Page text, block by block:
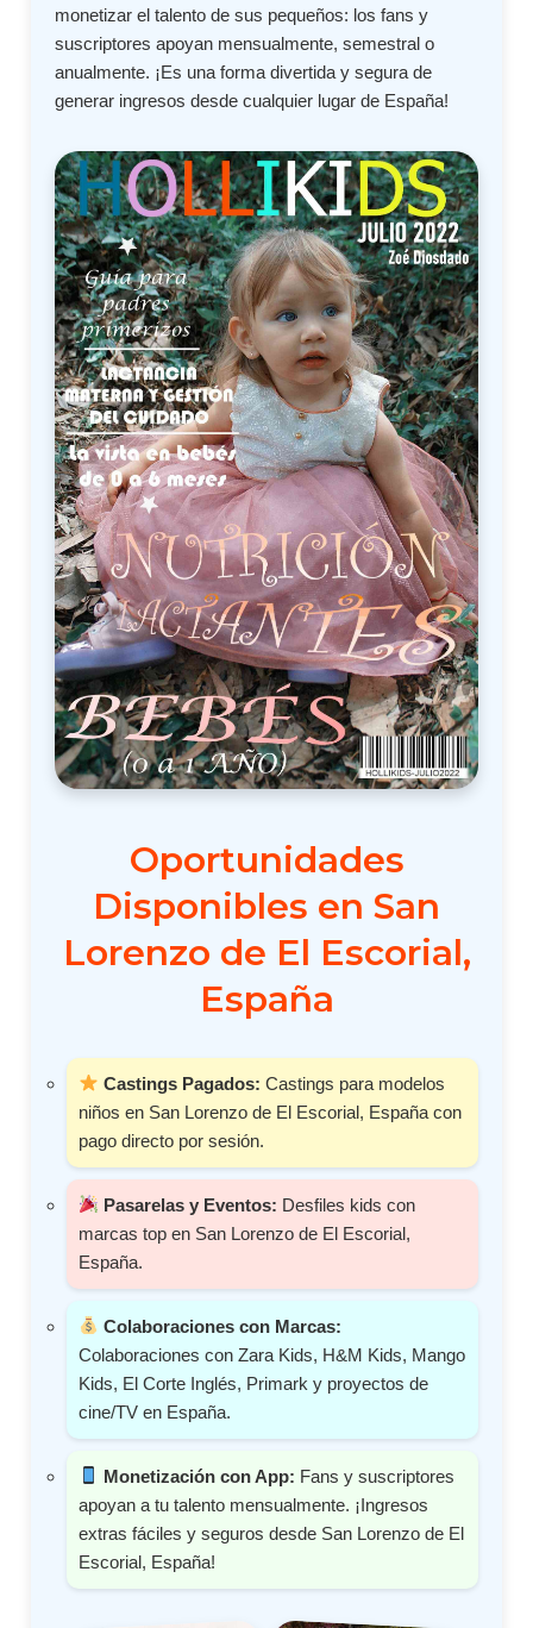
monetizar el talento de sus pequeños: los fans y
suscriptores apoyan mensualmente, semestral o
anualmente. ¡Es una forma divertida y segura de
generar ingresos desde cualquier lugar de España!
Oportunidades
Disponibles en San
Lorenzo de El Escorial,
España
Castings Pagados: Castings para modelos
niños en San Lorenzo de El Escorial, España con
pago directo por sesión.
Pasarelas y Eventos: Desfiles kids con
marcas top en San Lorenzo de El Escorial,
España.
Colaboraciones con Marcas:
Colaboraciones con Zara Kids, H&M Kids, Mango
Kids, El Corte Inglés, Primark y proyectos de
cine/TV en España.
Monetización con App: Fans y suscriptores
apoyan a tu talento mensualmente. ¡Ingresos
extras fáciles y seguros desde San Lorenzo de El
Escorial, España!